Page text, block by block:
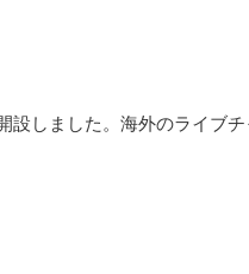
しました。海外のライブチ